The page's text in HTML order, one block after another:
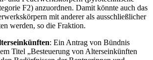
F2) anzuordnen. Damit könnte auch das
mit anderer als ausschließlicher
werden, so die Fraktion.
: Ein Antrag von Bündnis
Titel „Besteuerung von Alterseinkünften